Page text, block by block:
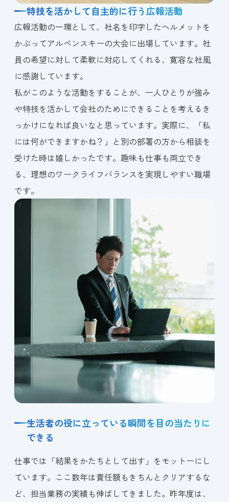
特技を活かして自主的に行う広報活動
広報活動の一環として、社名を印字したヘルメットを
かぶってアルペンスキーの大会に出場しています。社
員の希望に対して柔軟に対応してくれる、寛容な社風
に感謝しています。
私がこのような活動をすることが、一人ひとりが強み
や特技を活かして会社のためにできることを考えるき
っかけになれば良いなと思っています。実際に、「私
には何ができますかね？」と別の部署の方から相談を
受けた時は嬉しかったです。趣味も仕事も両立でき
る、理想のワークライフバランスを実現しやすい職場
です。
生活者の役に立っている瞬間を目の当たりに
できる
仕事では「結果をかたちとして出す」をモットーにし
ています。ここ数年は責任額もきちんとクリアするな
ど、担当業務の実績も伸ばしてきました。昨年度は、